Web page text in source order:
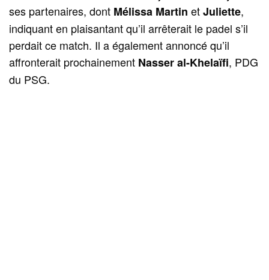
ses partenaires, dont Mélissa Martin etJuliette,
indiquant en plaisantant qu’il arrêterait le padel s’il
perdait ce match. Il a également annoncé qu’il
affronterait prochainement Nasser al-Khelaïfi, PDG
du PSG.